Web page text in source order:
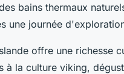
bains thermaux
une journée
offre une richesse
à la culture viking,